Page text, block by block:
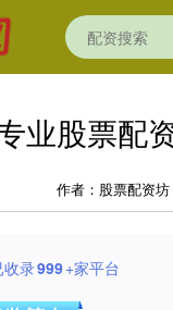
业股票配
作者：股票配资坊
收录999+家平台